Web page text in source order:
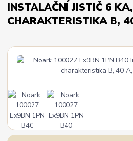
INSTALAČNÍ JISTIČ 6 KA,
CHARAKTERISTIKA B,